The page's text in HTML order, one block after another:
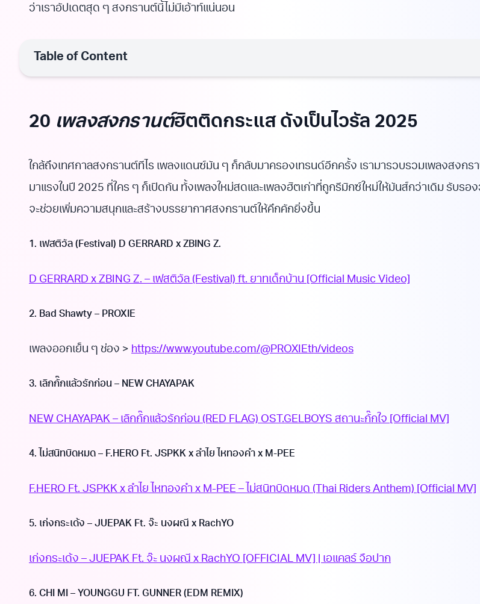
ว่าเราอัปเดตสุด ๆ สงกรานต์นี้ไม่มีเอ้าท์แน่นอน
Table of Content
20 เพลงสงกรานต์ฮิตติดกระแส ดังเป็นไวรัล 2025
ใกล้ถึงเทศกาลสงกรานต์ทีไร เพลงแดนซ์มัน ๆ ก็กลับมาครองเทรนด์อีกครั้ง เรามารวบรวมเพลงสงกร
มาแรงในปี 2025 ที่ใคร ๆ ก็เปิดกัน ทั้งเพลงใหม่สดและเพลงฮิตเก่าที่ถูกรีมิกซ์ใหม่ให้มันส์กว่าเดิม รับรอง
จะช่วยเพิ่มความสนุกและสร้างบรรยากาศสงกรานต์ให้คึกคักยิ่งขึ้น
1. เฟสติวัล (Festival) D GERRARD x ZBING Z.
D GERRARD x ZBING Z. – เฟสติวัล (Festival) ft. ยาทเด็กบ้าน [Official Music Video]
2. Bad Shawty – PROXIE
เพลงออกเย็น ๆ ช่อง > https://www.youtube.com/@PROXIEth/videos
3. เลิกกั๊กแล้วรักก่อน – NEW CHAYAPAK
NEW CHAYAPAK – เลิกกั๊กแล้วรักก่อน (RED FLAG) OST.GELBOYS สถานะกั๊กใจ [Official MV]
4. ไม่สนิทบิดหมด – F.HERO Ft. JSPKK x ลำไย ไหทองคำ x M-PEE
F.HERO Ft. JSPKK x ลำไย ไหทองคำ x M-PEE – ไม่สนิทบิดหมด (Thai Riders Anthem) [Official MV]
5. เก่งกระเด้ง – JUEPAK Ft. จ๊ะ นงผณี x RachYO
เก่งกระเด้ง – JUEPAK Ft. จ๊ะ นงผณี x RachYO [OFFICIAL MV] | เอแคลร์ จือปาก
6. CHI MI – YOUNGGU FT. GUNNER (EDM REMIX)